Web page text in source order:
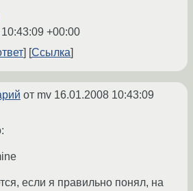
+00:00
Ссылка
от mv 16.01.2008 10:43:09
если я правильно понял, на